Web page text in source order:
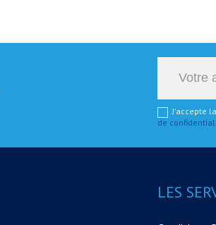
J'accepte
de
LES